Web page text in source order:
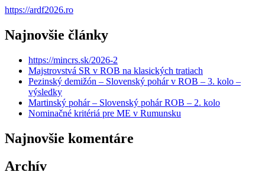
https://ardf2026.ro
Najnovšie články
https://mincrs.sk/2026-2
Majstrovstvá SR v ROB na klasických tratiach
Pezinský demižón – Slovenský pohár v ROB – 3. kolo –
výsledky
Martinský pohár – Slovenský pohár ROB – 2. kolo
Nominačné kritériá pre ME v Rumunsku
Najnovšie komentáre
Archív